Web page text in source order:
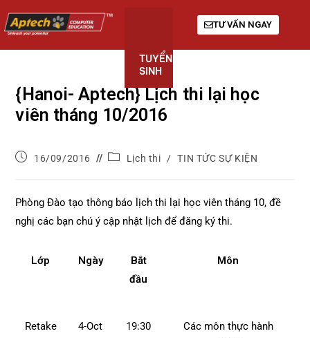
TUYỂN
SINH
TƯ VẤN NGAY
{Hanoi- Aptech} Lịch thi lại học
viên tháng 10/2016
16/09/2016 Lịch thi / TIN TỨC SỰ KIỆN
Phòng Đào tạo thông báo lịch thi lại học viên tháng 10, đề
nghị các bạn chú ý cập nhật lịch để đăng ký thi.
Lớp Ngày
Bắt
đầu
Môn
Retake 4-Oct 19:30
Các môn thực hành